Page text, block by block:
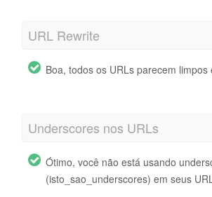
URL Rewrite
Boa, todos os URLs parecem limpos
Underscores nos URLs
Ótimo, você não está usando
(isto_sao_underscores) em seus